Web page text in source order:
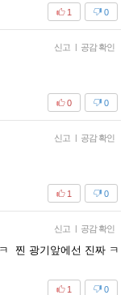
0
1
신고 | 공감 확인
0
0
신고 | 공감 확인
0
1
신고 | 공감 확인
찐 광기앞에선 진짜 ㅋ
0
1